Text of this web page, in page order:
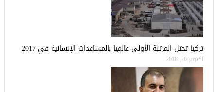
تركيا تحتل المرتبة الأولى عالميا بالمساعدات الإنسانية في 2017
أكتوبر 20, 2018